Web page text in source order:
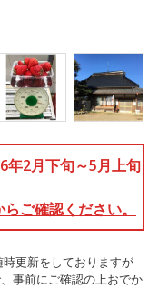
年2月下旬～5月上旬
ご確認ください。
更新をしておりますが
事前にご確認の上おでか